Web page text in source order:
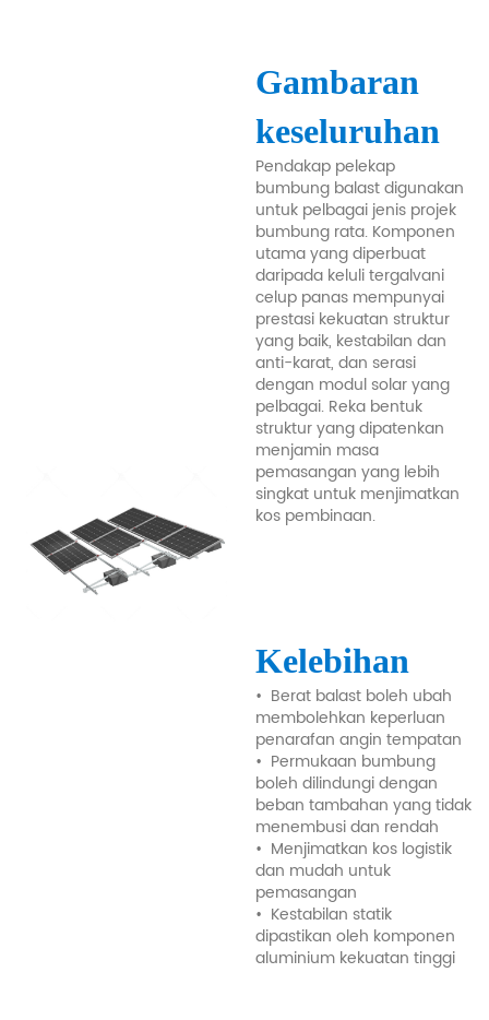
Gambaran
keseluruhan
Pendakap pelekap
bumbung balast digunakan
untuk pelbagai jenis projek
bumbung rata. Komponen
utama yang diperbuat
daripada keluli tergalvani
celup panas mempunyai
prestasi kekuatan struktur
yang baik, kestabilan dan
anti-karat, dan serasi
dengan modul solar yang
pelbagai. Reka bentuk
struktur yang dipatenkan
menjamin masa
pemasangan yang lebih
singkat untuk menjimatkan
kos pembinaan.
Kelebihan
• Berat balast boleh ubah
membolehkan keperluan
penarafan angin tempatan
• Permukaan bumbung
boleh dilindungi dengan
beban tambahan yang tidak
menembusi dan rendah
• Menjimatkan kos logistik
dan mudah untuk
pemasangan
• Kestabilan statik
dipastikan oleh komponen
aluminium kekuatan tinggi